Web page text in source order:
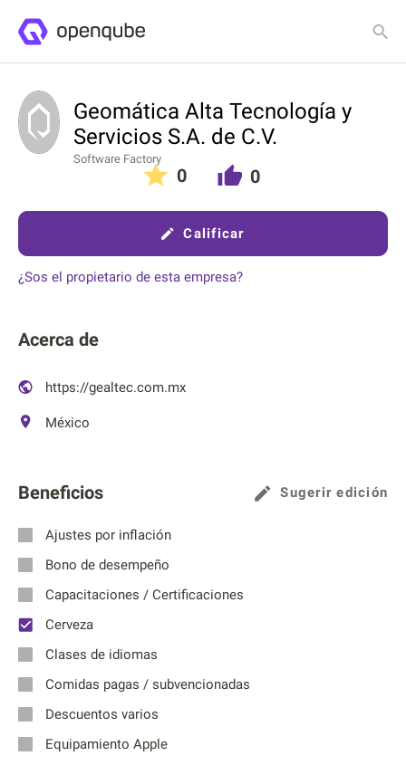
Detalles Clasificaciones
Geomática Alta Tecnología y
Servicios S.A. de C.V.
Software Factory
0 0
Calificar
¿Sos el propietario de esta empresa?
Acerca de
https://gealtec.com.mx
México
Beneficios Sugerir edición
Ajustes por inflación
Bono de desempeño
Capacitaciones / Certificaciones
Cerveza
Clases de idiomas
Comidas pagas / subvencionadas
Descuentos varios
Equipamiento Apple